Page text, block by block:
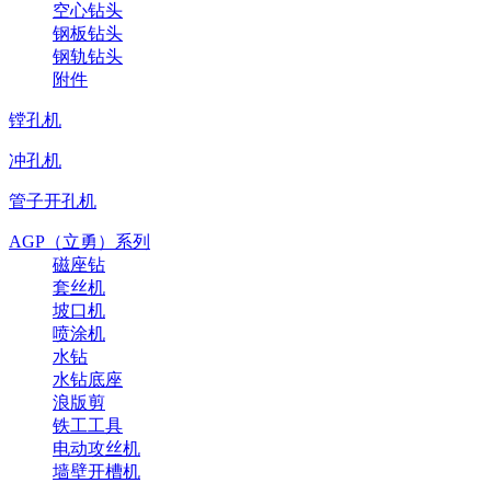
空心钻头
钢板钻头
钢轨钻头
附件
镗孔机
冲孔机
管子开孔机
AGP（立勇）系列
磁座钻
套丝机
坡口机
喷涂机
水钻
水钻底座
浪版剪
铁工工具
电动攻丝机
墙壁开槽机